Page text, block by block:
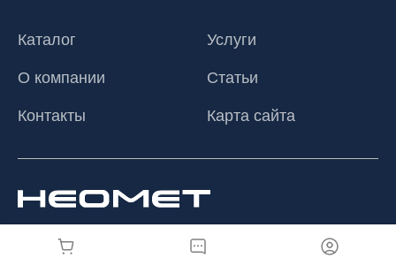
Каталог
Услуги
О компании
Статьи
Контакты
Карта сайта
© 2026 ООО «Неомет», Все права защищены